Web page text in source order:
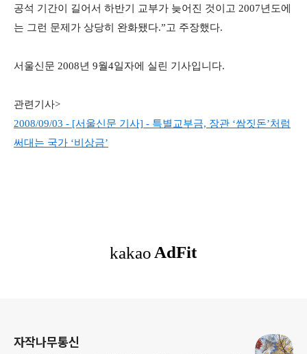
공석 기간이 길어서 하반기 교부가 늦어진 것이고 2007년도에
는 그런 문제가 상당히 완화됐다.”고 주장했다.
서울신문 2008년 9월4일자에 실린 기사입니다.
관련기사>
2008/09/03 - [서울신문 기사] - 특별교부금, 장관 ‘쌈짓돈’처럼
써대는 국가 ‘비상금’
자작나무통신